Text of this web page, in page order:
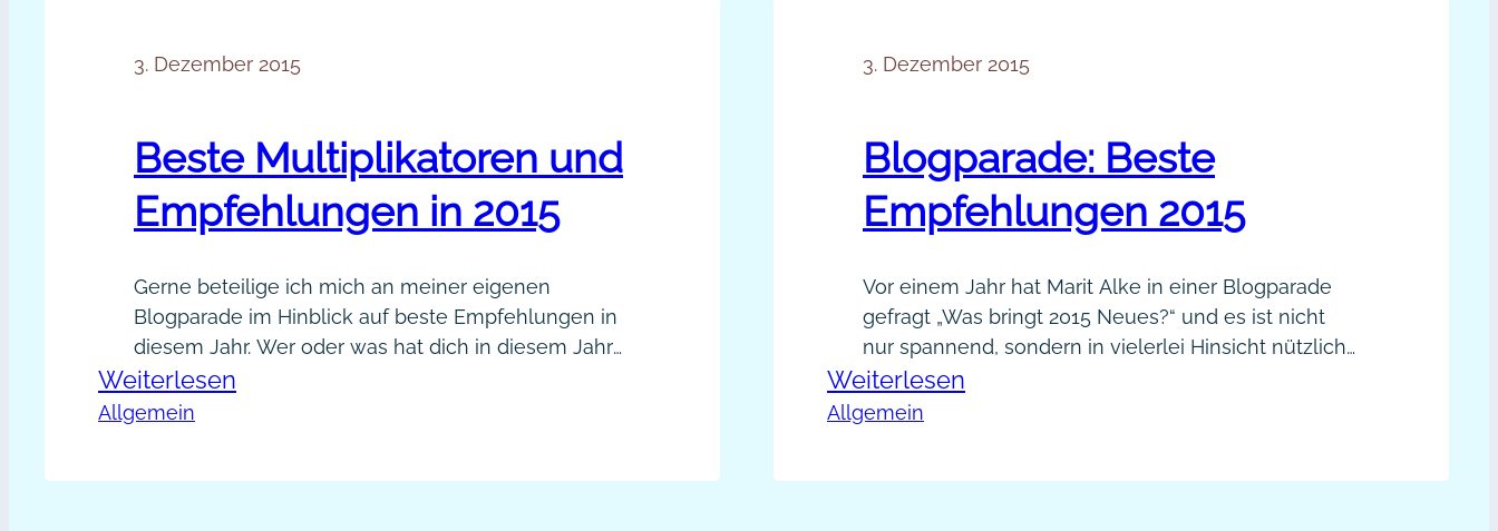
3. Dezember 2015
Beste Multiplikatoren und
Empfehlungen in 2015
Gerne beteilige ich mich an meiner eigenen
Blogparade im Hinblick auf beste Empfehlungen in
diesem Jahr. Wer oder was hat dich in diesem Jahr
am stärksten sichtbar gemacht? In welcher Form? In
welchem Format? Es waren zwei Aktionen, zu
Weiterlesen
und
Allgemein
3. Dezember 2015
Blogparade: Beste
Empfehlungen 2015
Vor einem Jahr hat Marit Alke in einer Blogparade
gefragt „Was bringt 2015 Neues?“ und es ist nicht
nur spannend, sondern in vielerlei Hinsicht nützlich
öffentlich Stellung zu beziehen, beispielsweise um
sich klar festzulegen und um sich immer wieder
Weiterlesen
Empfehlungen
Allgemein